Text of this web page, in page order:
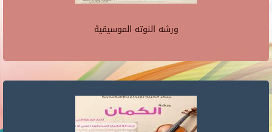
ورشه النوته الموسيقية